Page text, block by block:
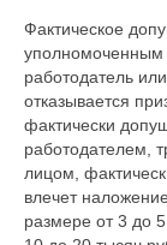
Фактическое
уполномоченным
работодатель
отказывается
фактически
работодателем,
лицом,
влечет
размере от 3 до